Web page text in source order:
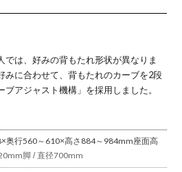
脚 オカムラ
ブラックボ
ホワイトボ
ア おしゃれ
完成品
では、好みの背もたれ形状が異なりま
みに合わせて、背もたれのカーブを2段
アジャスト機構」を採用しました。
奥行560～610×高さ884～984mm座面高
脚 / 直径700mm